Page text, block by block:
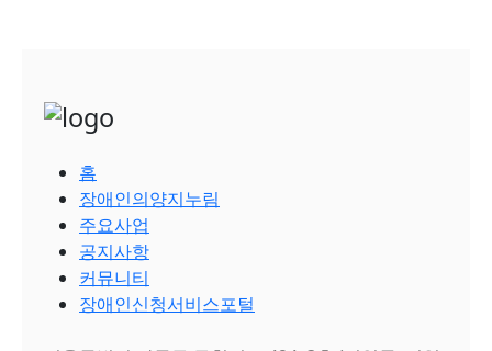
홈
장애인의양지누림
주요사업
공지사항
커뮤니티
장애인신청서비스포털